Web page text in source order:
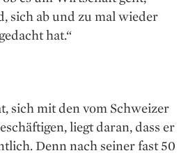
sich ab und zu mal wieder
hat.“
sich mit den vom Schweizer
liegt ­daran, dass er
Denn nach seiner fast 50